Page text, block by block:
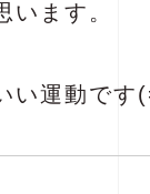
います。
い運動です